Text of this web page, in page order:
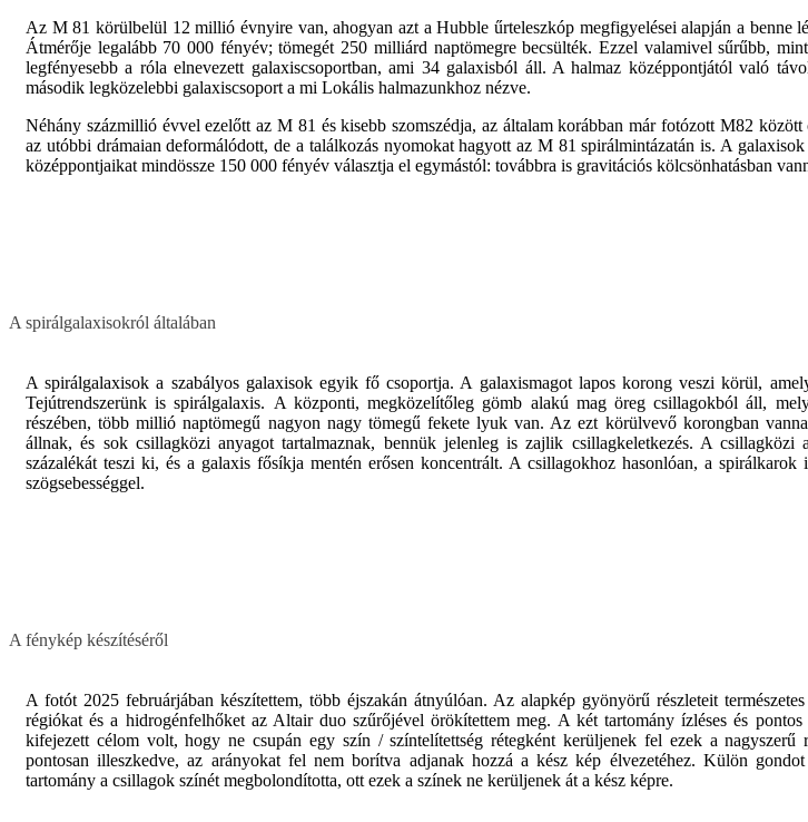
Az M 81 körülbelül 12 millió évnyire van, ahogyan azt a Hubble űrteleszkóp megfigyelései alapján a benne
Átmérője legalább 70 000 fényév; tömegét 250 milliárd naptömegre becsülték. Ezzel valamivel sűrűbb,
legfényesebb a róla elnevezett galaxiscsoportban, ami 34 galaxisból áll. A halmaz középpontjától való
második legközelebbi galaxiscsoport a mi Lokális halmazunkhoz nézve.
Néhány százmillió évvel ezelőtt az M 81 és kisebb szomszédja, az általam korábban már fotózott M82
az utóbbi drámaian deformálódott, de a találkozás nyomokat hagyott az M 81 spirálmintázatán is. A
középpontjaikat mindössze 150 000 fényév választja el egymástól: továbbra is gravitációs kölcsönhatásban
A spirálgalaxisokról általában
A spirálgalaxisok a szabályos galaxisok egyik fő csoportja. A galaxismagot lapos korong veszi körül,
Tejútrendszerünk is spirálgalaxis. A központi, megközelítőleg gömb alakú mag öreg csillagokból áll,
részében, több millió naptömegű nagyon nagy tömegű fekete lyuk van. Az ezt körülvevő korongban
állnak, és sok csillagközi anyagot tartalmaznak, bennük jelenleg is zajlik csillagkeletkezés. A csillagközi
százalékát teszi ki, és a galaxis fősíkja mentén erősen koncentrált. A csillagokhoz hasonlóan, a
szögsebességgel.
A fénykép készítéséről
A fotót 2025 februárjában készítettem, több éjszakán átnyúlóan. Az alapkép gyönyörű részleteit
régiókat és a hidrogénfelhőket az Altair duo szűrőjével örökítettem meg. A két tartomány ízléses és
kifejezett célom volt, hogy ne csupán egy szín / színtelítettség rétegként kerüljenek fel ezek a nagyszerű
pontosan illeszkedve, az arányokat fel nem borítva adjanak hozzá a kész kép élvezetéhez. Külön
tartomány a csillagok színét megbolondította, ott ezek a színek ne kerüljenek át a kész képre.